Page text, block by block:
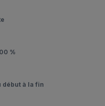
%
début à la fin